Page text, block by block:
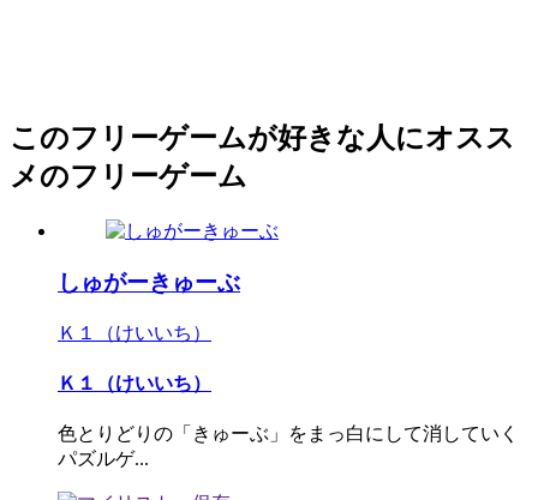
このフリーゲームが好きな人にオスス
メのフリーゲーム
しゅがーきゅーぶ
Ｋ１（けいいち）
Ｋ１（けいいち）
色とりどりの「きゅーぶ」をまっ白にして消していく
パズルゲ...